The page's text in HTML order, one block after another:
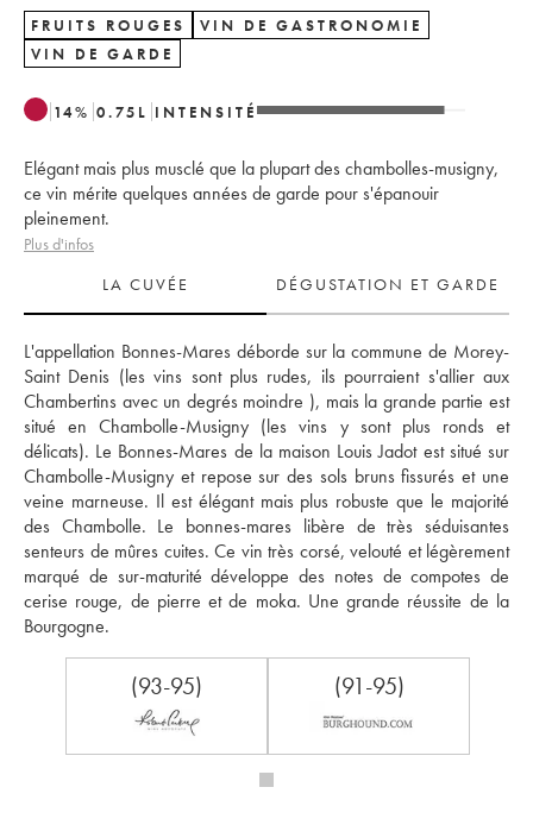
FRUITS ROUGES
VIN DE GASTRONOMIE
VIN DE GARDE
14% 0.75 L INTENSITÉ
Elégant mais plus musclé que la plupart des chambolles-musigny,
ce vin mérite quelques années de garde pour s'épanouir
pleinement.
Plus d'infos
LA CUVÉE
DÉGUSTATION ET GARDE
L'appellation Bonnes-Mares déborde sur la commune de Morey-
Saint Denis (les vins sont plus rudes, ils pourraient s'allier aux
Chambertins avec un degrés moindre ), mais la grande partie est
situé en Chambolle-Musigny (les vins y sont plus ronds et
délicats). Le Bonnes-Mares de la maison Louis Jadot est situé sur
Chambolle-Musigny et repose sur des sols bruns fissurés et une
veine marneuse. Il est élégant mais plus robuste que le majorité
des Chambolle. Le bonnes-mares libère de très séduisantes
senteurs de mûres cuites. Ce vin très corsé, velouté et légèrement
marqué de sur-maturité développe des notes de compotes de
cerise rouge, de pierre et de moka. Une grande réussite de la
Bourgogne.
(93-95) (91-95)